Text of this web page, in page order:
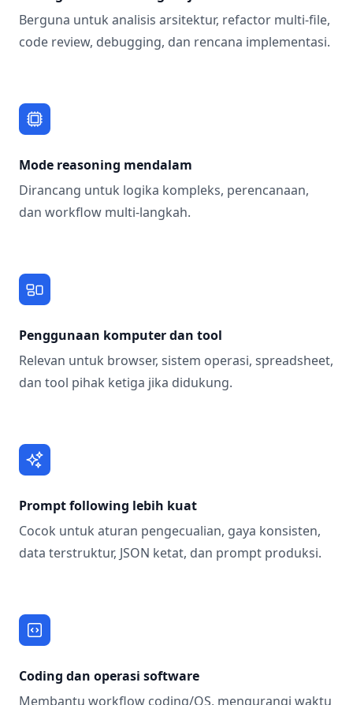
Berguna untuk analisis arsitektur, refactor multi-file,
code review, debugging, dan rencana implementasi.
Mode reasoning mendalam
Dirancang untuk logika kompleks, perencanaan,
dan workflow multi-langkah.
Penggunaan komputer dan tool
Relevan untuk browser, sistem operasi, spreadsheet,
dan tool pihak ketiga jika didukung.
Prompt following lebih kuat
Cocok untuk aturan pengecualian, gaya konsisten,
data terstruktur, JSON ketat, dan prompt produksi.
Coding dan operasi software
Membantu workflow coding/OS, mengurangi waktu